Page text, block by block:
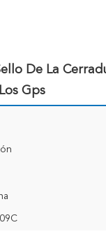
De La
Gps